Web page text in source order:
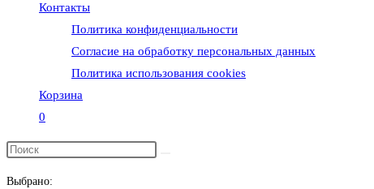
Контакты
Политика конфиденциальности
Согласие на обработку персональных данных
Политика использования cookies
Корзина
0
поиск
по
Выбрано: